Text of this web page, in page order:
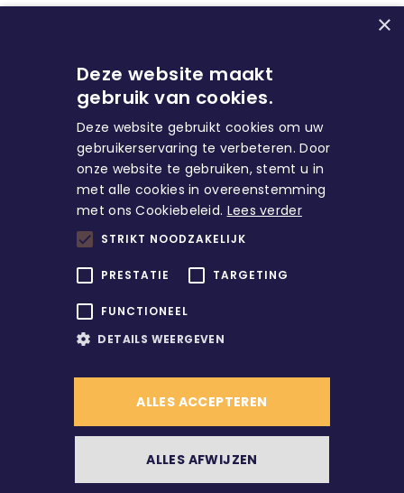
© Copyright2026 / Alle rechten voorbehouden
Contact / Werken bij ons?
×
Deze website maakt
gebruik van cookies.
Deze website gebruikt cookies om uw
gebruikerservaring te verbeteren. Door
onze website te gebruiken, stemt u in
met alle cookies in overeenstemming
met ons Cookiebeleid. Lees verder
STRIKT NOODZAKELIJK
PRESTATIE TARGETING
FUNCTIONEEL
DETAILS WEERGEVEN
ALLES ACCEPTEREN
ALLES AFWIJZEN